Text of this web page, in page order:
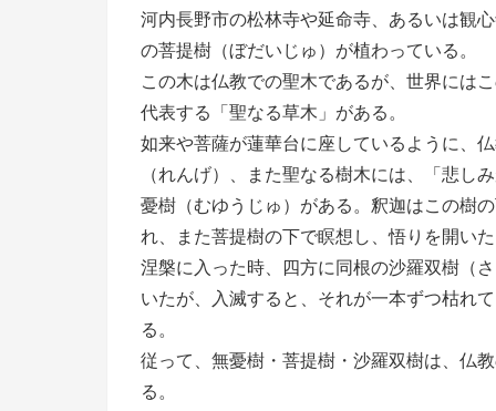
河内長野市の松林寺や延命寺、あるいは観
の菩提樹（ぼだいじゅ）が植わっている。
この木は仏教での聖木であるが、世界には
代表する「聖なる草木」がある。
如来や菩薩が蓮華台に座しているように、
（れんげ）、また聖なる樹木には、「悲し
憂樹（むゆうじゅ）がある。釈迦はこの樹
れ、また菩提樹の下で瞑想し、悟りを開い
涅槃に入った時、四方に同根の沙羅双樹（
いたが、入滅すると、それが一本ずつ枯れ
る。
従って、無憂樹・菩提樹・沙羅双樹は、仏
る。